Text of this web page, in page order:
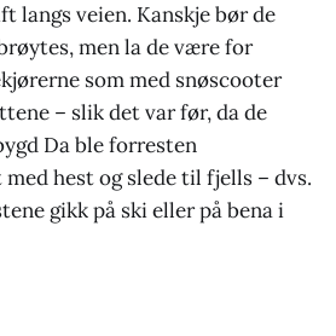
langs veien. Kanskje bør de
men la de være for
som med snøscooter
– slik det var før, da de
Da ble forresten
hest og slede til fjells – dvs.
gikk på ski eller på bena i